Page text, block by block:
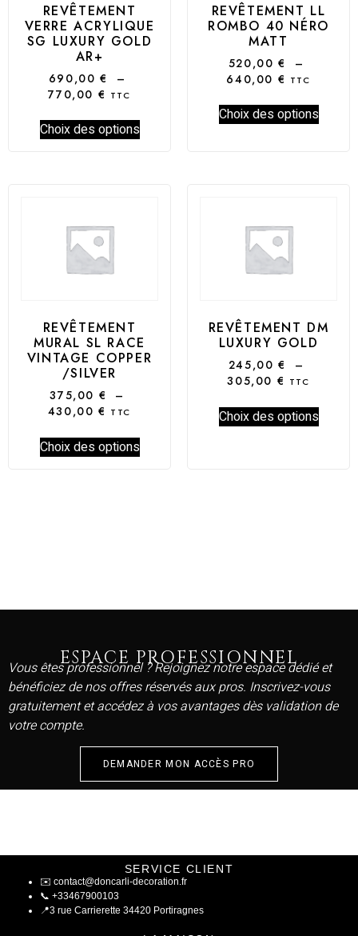
REVÊTEMENT
VERRE ACRYLIQUE
SG LUXURY GOLD
AR+
690,00€
–
770,00 € TTC
Choix des options
REVÊTEMENT LL
ROMBO 40 NÉRO
MATT
520,00€
–
640,00 € TTC
Choix des options
REVÊTEMENT
MURAL SL RACE
VINTAGE COPPER
/SILVER
375,00 €
–
430,00€ TTC
Choix des options
REVÊTEMENT DM
LUXURY GOLD
245,00€
–
305,00 € TTC
Choix des options
ESPACE PROFESSIONNEL
Vous êtes professionnel ? Rejoignez notre espace dédié et
bénéficiez de nos offres réservés aux pros. Inscrivez-vous
gratuitement et accédez à vos avantages dès validation de
votre compte.
DEMANDER MON ACCÈS PRO
SERVICE CLIENT
✉️ contact@doncarli-decoration.fr
📞 +33467900103
📍3 rue Carrierette 34420 Portiragnes